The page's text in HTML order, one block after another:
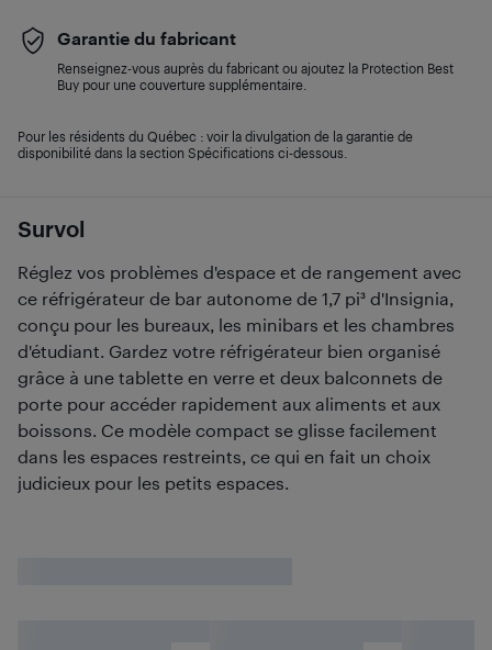
Survol
Réglez vos problèmes d'espace et de rangement avec
ce réfrigérateur de bar autonome de 1,7 pi³ d'Insignia,
conçu pour les bureaux, les minibars et les chambres
d'étudiant. Gardez votre réfrigérateur bien organisé
grâce à une tablette en verre et deux balconnets de
porte pour accéder rapidement aux aliments et aux
boissons. Ce modèle compact se glisse facilement
dans les espaces restreints, ce qui en fait un choix
judicieux pour les petits espaces.
Garantie du fabricant
Renseignez-vous auprès du fabricant ou ajoutez la Protection Best
Buy pour une couverture supplémentaire.
Pour les résidents du Québec : voir la divulgation de la garantie de
disponibilité dans la section Spécifications ci-dessous.